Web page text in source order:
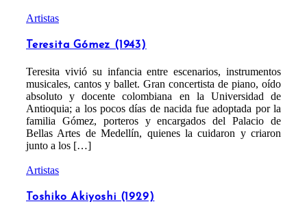
Artistas
Teresita Gómez (1943)
Teresita vivió su infancia entre escenarios, instrumentos
musicales, cantos y ballet. Gran concertista de piano, oído
absoluto y docente colombiana en la Universidad de
Antioquia; a los pocos días de nacida fue adoptada por la
familia Gómez, porteros y encargados del Palacio de
Bellas Artes de Medellín, quienes la cuidaron y criaron
junto a los […]
Artistas
Toshiko Akiyoshi (1929)